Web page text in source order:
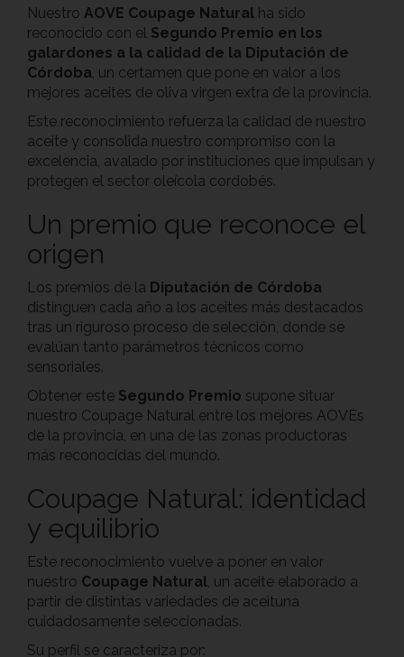
Nuestro AOVE Coupage Natural ha sido
reconocido con el Segundo Premio en los
galardones a la calidad de la Diputación de
Córdoba, un certamen que pone en valor a los
mejores aceites de oliva virgen extra de la provincia.
Este reconocimiento refuerza la calidad de nuestro
aceite y consolida nuestro compromiso con la
excelencia, avalado por instituciones que impulsan y
protegen el sector oleícola cordobés.
Un premio que reconoce el
origen
Los premios de la Diputación de Córdoba
distinguen cada año a los aceites más destacados
tras un riguroso proceso de selección, donde se
evalúan tanto parámetros técnicos como
sensoriales.
Obtener este Segundo Premio supone situar
nuestro Coupage Natural entre los mejores AOVEs
de la provincia, en una de las zonas productoras
más reconocidas del mundo.
Coupage Natural: identidad
y equilibrio
Este reconocimiento vuelve a poner en valor
nuestro Coupage Natural, un aceite elaborado a
partir de distintas variedades de aceituna
cuidadosamente seleccionadas.
Su perfil se caracteriza por: